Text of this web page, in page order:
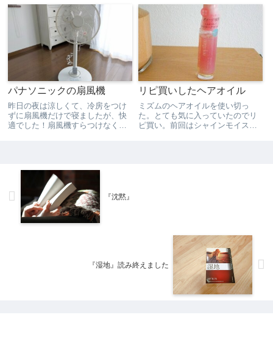
ンディショナー』シャンプージプ
シーだった私の長い旅路もこれで
終わりか？と思えるぐらい、気に
入っている。気に入ってい...
使っています。仕事の日はお風呂
に入った後につけるのです...
パナソニックの扇風機
昨日の夜は涼しくて、冷房をつけ
ずに扇風機だけで寝ましたが、快
適でした！扇風機すらつけなくて
と思って。実は、もう１０年以
リピ買いしたヘアオイル
ミズムのヘアオイルを使い切っ
た。とても気に入っていたのでリ
ピ買い。前回はシャインモイスト
『沈黙』
『湿地』読み終えました